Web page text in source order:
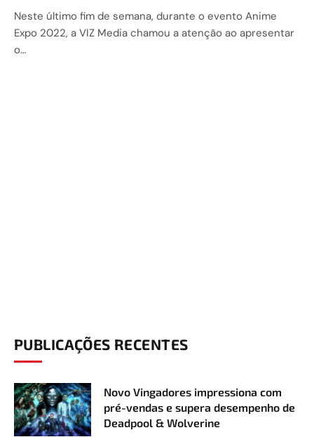
Neste último fim de semana, durante o evento Anime
Expo 2022, a VIZ Media chamou a atenção ao apresentar
o…
PUBLICAÇÕES RECENTES
Novo Vingadores impressiona com
pré-vendas e supera desempenho de
Deadpool & Wolverine